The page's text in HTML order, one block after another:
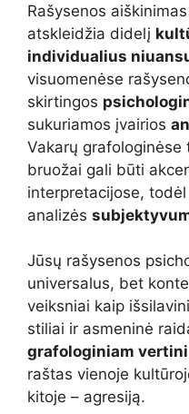
Rašysenos aiškinimas
atskleidžia didelį
individualius
visuomenėse
skirtingos
sukuriamos įvairios
Vakarų
bruožai gali būti
interpretacijose,
analizės
Jūsų rašysenos
universalus, bet
veiksniai kaip
stiliai ir asmeninė
grafologiniam
raštas vienoje
kitoje – agresiją.